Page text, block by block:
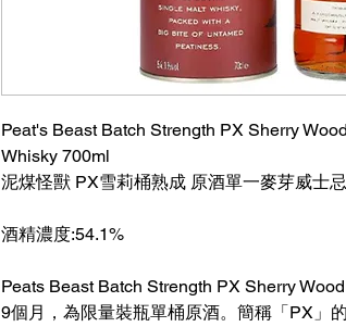
Peat's Beast Batch Strength PX Sherry
Whisky 700ml
泥煤怪獸 PX雪莉桶熟成 原酒單一麥芽威士
酒精濃度:54.1%
Peats Beast Batch Strength PX Sherry
9個月，為限量裝瓶單桶原酒。簡稱「PX」